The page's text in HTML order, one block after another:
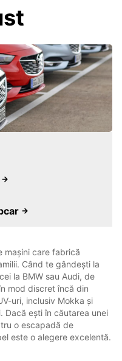
mașini care fabrică
Când te gândești la
la BMW sau Audi, de
mod discret încă din
uri, inclusiv Mokka și
Dacă ești în căutarea unei
o escapadă de
este o alegere excelentă.